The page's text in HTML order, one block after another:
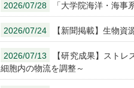
2026/07/28 「大学院海洋・海
2026/07/24 【新聞掲載】生物
2026/07/13
【研究成果】スト
細胞内の物流を調整～